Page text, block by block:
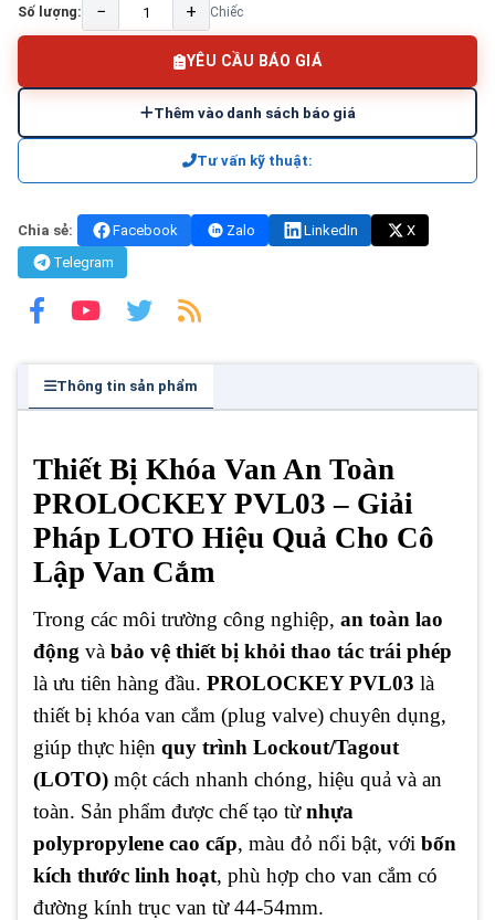
Số lượng: − + Chiếc
YÊU CẦU BÁO GIÁ
Thêm vào danh sách báo giá
Tư vấn kỹ thuật:
Chia sẻ: Facebook Zalo LinkedIn
X
Telegram
Thông tin sản phẩm
Thiết Bị Khóa Van An Toàn
PROLOCKEY PVL03 – Giải
Pháp LOTO Hiệu Quả Cho Cô
Lập Van Cắm
Trong các môi trường công nghiệp, an toàn lao
động và bảo vệ thiết bị khỏi thao tác trái phép
là ưu tiên hàng đầu. PROLOCKEY PVL03 là
thiết bị khóa van cắm (plug valve) chuyên dụng,
giúp thực hiện quy trình Lockout/Tagout
(LOTO) một cách nhanh chóng, hiệu quả và an
toàn. Sản phẩm được chế tạo từnhựa
polypropylene cao cấp, màu đỏ nổi bật, với bốn
kích thước linh hoạt, phù hợp cho van cắm có
đường kính trục van từ 44-54mm.